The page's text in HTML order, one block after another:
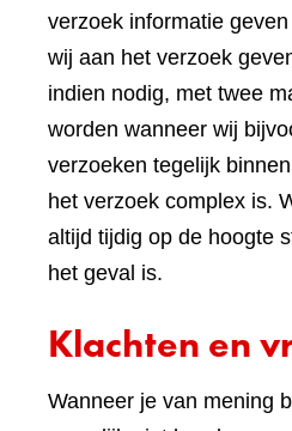
verzoek informatie
wij aan het verzoek
indien nodig, met twee
worden wanneer wij
verzoeken tegelijk
het verzoek complex is.
altijd tijdig op de hoogte
het geval is.
Klachten en
Wanneer je van mening